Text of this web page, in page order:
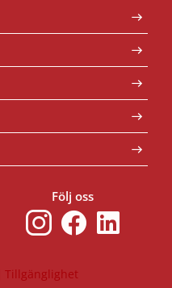
Tillgänglighet
Följ oss